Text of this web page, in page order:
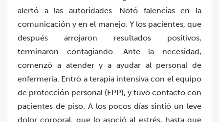
alertó a las autoridades. Notó falencias en la
comunicación y en el manejo. Y los pacientes, que
después arrojaron resultados positivos,
terminaron contagiando. Ante la necesidad,
comenzó a atender y a ayudar al personal de
enfermería. Entró a terapia intensiva con el equipo
de protección personal (EPP), y tuvo contacto con
pacientes de piso. A los pocos días sintió un leve
dolor corporal, que lo asoció al estrés, hasta que